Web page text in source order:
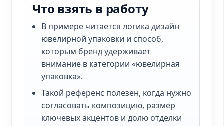
Что взять в работу
В примере читается логика дизайн
ювелирной упаковки и способ,
которым бренд удерживает
внимание в категории «ювелирная
упаковка».
Такой референс полезен, когда нужно
согласовать композицию, размер
ключевых акцентов и долю отделки